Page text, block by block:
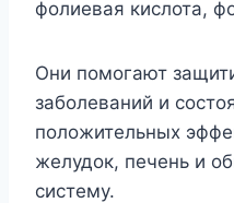
фолиевая кислота,
Они помогают
заболеваний и
положительных
желудок, печень и
систему.